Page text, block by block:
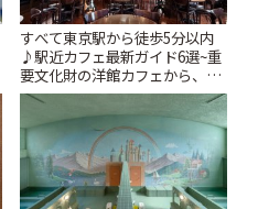
すべて東京駅から徒歩5分以内
♪駅近カフェ最新ガイド6選~重
要文化財の洋館カフェから、改
札すぐのレトロ喫茶まで~ | こと